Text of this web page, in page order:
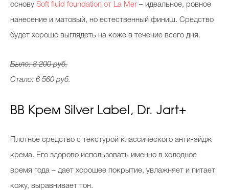
основу Soft fluid foundation от La Mer – идеальное, ровное
нанесение и матовый, но естественный финиш. Средство
будет хорошо выглядеть на коже в течение всего дня.
Было: 8 200 руб.
Стало: 6 560 руб.
BB Крем Silver Label, Dr. Jart+
Плотное средство с текстурой классического анти-эйдж
крема. Его здорово использовать именно в холодное
время года – дает хорошее покрытие, увлажняет и питает
кожу, выравнивает тон.